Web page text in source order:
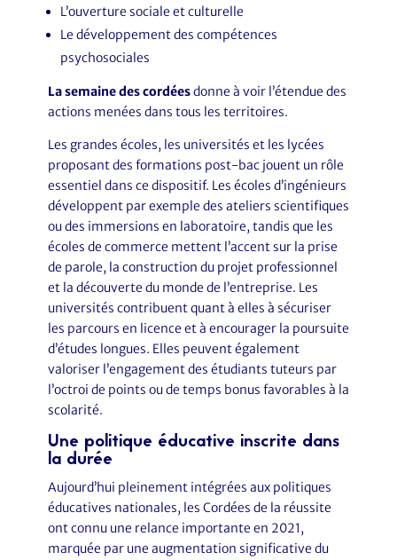
L’ouverture sociale et culturelle
Le développement des compétences
psychosociales
La semaine des cordéesdonne à voir l’étendue des
actions menées dans tous les territoires.
Les grandes écoles, les universités et les lycées
proposant des formations post-bac jouent un rôle
essentiel dans ce dispositif. Les écoles d’ingénieurs
développent par exemple des ateliers scientifiques
ou des immersions en laboratoire, tandis que les
écoles de commerce mettent l’accent sur la prise
de parole, la construction du projet professionnel
et la découverte du monde de l’entreprise. Les
universités contribuent quant à elles à sécuriser
les parcours en licence et à encourager la poursuite
d’études longues. Elles peuvent également
valoriser l’engagement des étudiants tuteurs par
l’octroi de points ou de temps bonus favorables à la
scolarité.
Une politique éducative inscrite dans
la durée
Aujourd’hui pleinement intégrées aux politiques
éducatives nationales, les Cordées de la réussite
ont connu une relance importante en 2021,
marquée par une augmentation significative du